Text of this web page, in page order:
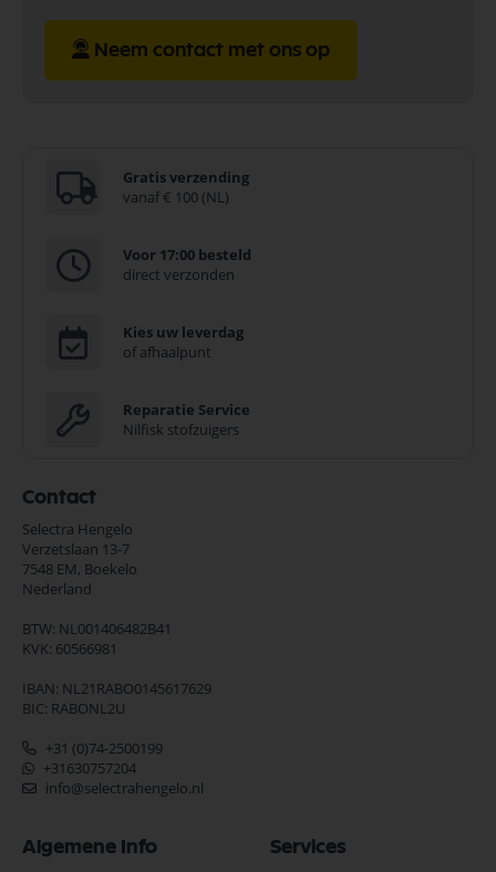
Neem contact met ons op
Gratis verzending
vanaf € 100 (NL)
Voor 17:00 besteld
direct verzonden
Kies uw leverdag
of afhaalpunt
Reparatie Service
Nilfisk stofzuigers
Contact
Selectra Hengelo
Verzetslaan 13-7
7548 EM, Boekelo
Nederland
BTW: NL001406482B41
KVK: 60566981
IBAN: NL21RABO0145617629
BIC: RABONL2U
+31 (0)74-2500199
+31630757204
info@selectrahengelo.nl
Algemene Info Services